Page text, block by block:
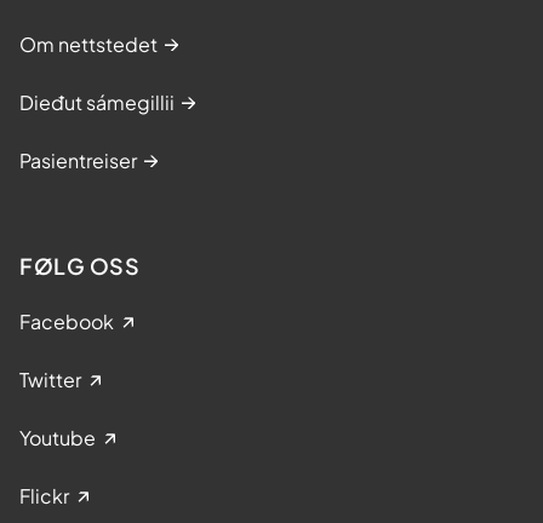
Om nettstedet
Dieđut sámegillii
Pasientreiser
FØLG OSS
Facebook
Twitter
Youtube
Flickr